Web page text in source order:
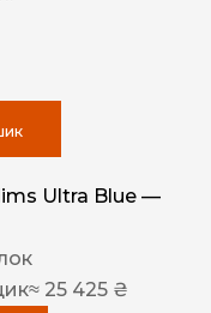
Ultra Blue —
≈ 25 425 ₴